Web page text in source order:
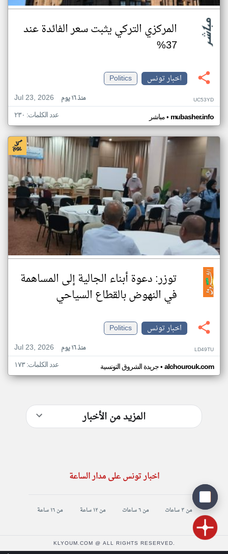
المركزي التركي يثبت سعر الفائدة عند
37%
اخبار تونس
Politics
Jul 23, 2026
منذ ١٦ يوم UC53YD
مباشر• mubasher.info عدد الكلمات: ٢٣٠
توزر: دعوة أبناء الجالية إلى المساهمة
في النهوض بالقطاع السياحي
اخبار تونس
Politics
Jul 23, 2026
منذ ١٦ يوم LD49TU
جريدة الشروق التونسية• alchourouk.com عدد الكلمات: ١٧٣
المزيد من الأخبار
اخبار تونس على مدار الساعة
من ٣ ساعات من ٦ ساعات من ١٢ ساعة من ١٦ ساعة
KLYOUM.COM @ ALL RIGHTS RESERVED.